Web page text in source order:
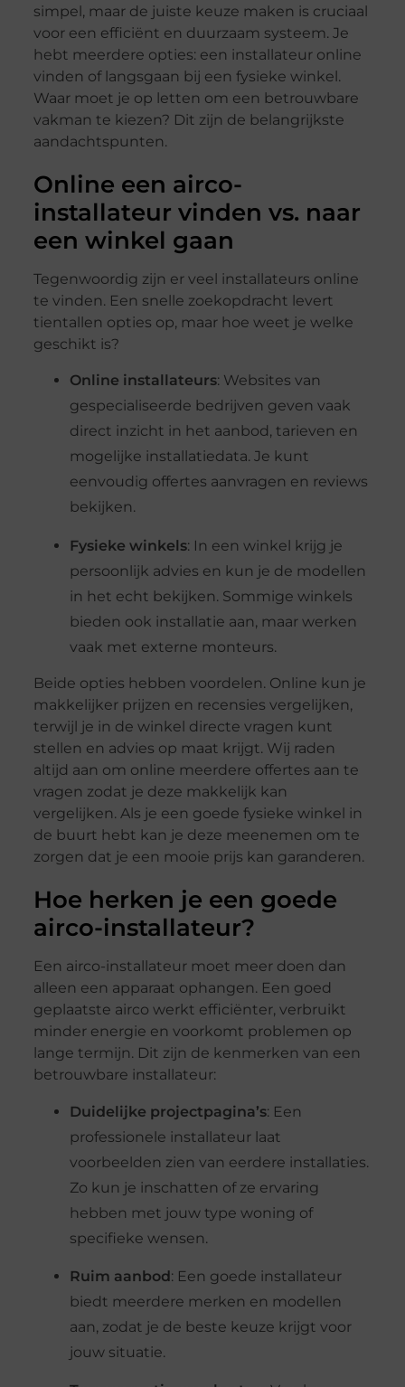
simpel, maar de juiste keuze maken is cruciaal
voor een efficiënt en duurzaam systeem. Je
hebt meerdere opties: een installateur online
vinden of langsgaan bij een fysieke winkel.
Waar moet je op letten om een betrouwbare
vakman te kiezen? Dit zijn de belangrijkste
aandachtspunten.
Online een airco-
installateur vinden vs. naar
een winkel gaan
Tegenwoordig zijn er veel installateurs online
te vinden. Een snelle zoekopdracht levert
tientallen opties op, maar hoe weet je welke
geschikt is?
Online installateurs: Websites van
gespecialiseerde bedrijven geven vaak
direct inzicht in het aanbod, tarieven en
mogelijke installatiedata. Je kunt
eenvoudig offertes aanvragen en reviews
bekijken.
Fysieke winkels: In een winkel krijg je
persoonlijk advies en kun je de modellen
in het echt bekijken. Sommige winkels
bieden ook installatie aan, maar werken
vaak met externe monteurs.
Beide opties hebben voordelen. Online kun je
makkelijker prijzen en recensies vergelijken,
terwijl je in de winkel directe vragen kunt
stellen en advies op maat krijgt. Wij raden
altijd aan om online meerdere offertes aan te
vragen zodat je deze makkelijk kan
vergelijken. Als je een goede fysieke winkel in
de buurt hebt kan je deze meenemen om te
zorgen dat je een mooie prijs kan garanderen.
Hoe herken je een goede
airco-installateur?
Een airco-installateur moet meer doen dan
alleen een apparaat ophangen. Een goed
geplaatste airco werkt efficiënter, verbruikt
minder energie en voorkomt problemen op
lange termijn. Dit zijn de kenmerken van een
betrouwbare installateur:
Duidelijke projectpagina’s: Een
professionele installateur laat
voorbeelden zien van eerdere installaties.
Zo kun je inschatten of ze ervaring
hebben met jouw type woning of
specifieke wensen.
Ruim aanbod: Een goede installateur
biedt meerdere merken en modellen
aan, zodat je de beste keuze krijgt voor
jouw situatie.